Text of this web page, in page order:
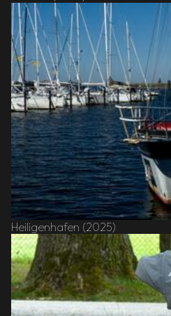
Heiligenhafen (2025)